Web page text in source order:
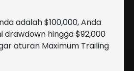
adalah $100,000, Anda
hingga $92,000
aturan Maximum Trailing